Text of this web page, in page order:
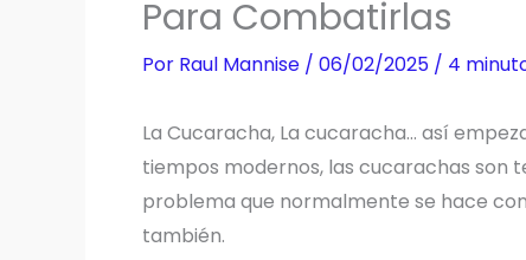
Para Combatirlas
Por Raul Mannise / 06/02/2025 / 4
La Cucaracha, La cucaracha… así
tiempos modernos, las cucarachas son
problema que normalmente se hace
también.